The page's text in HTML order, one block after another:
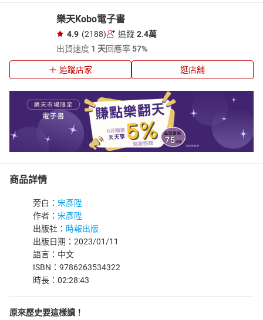
樂天Kobo電子書
4.9 (2188) 追蹤 2.4萬
出貨速度 1 天回應率57%
追蹤店家 逛店舖
商品詳情
旁白： 宋彥陞
作者： 宋彥陞
出版社： 時報出版
出版日期：2023/01/11
語言：中文
ISBN：9786263534322
時長：02:28:43
原來歷史要這樣讀！